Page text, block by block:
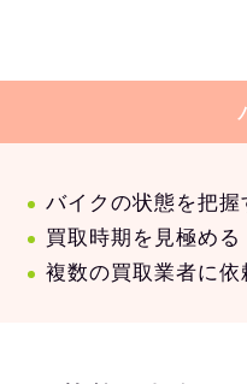
バイクの状態を把握
買取時期を見極める
複数の買取業者に依